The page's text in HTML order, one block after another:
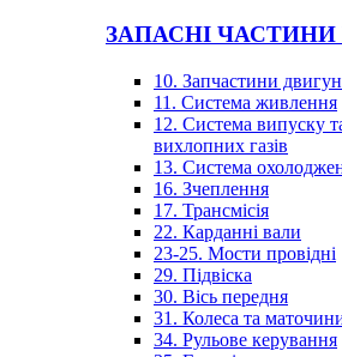
ЗАПАСНІ ЧАСТИНИ
10. Запчастини
11. Система живлення
12. Система випуску та
вихлопних газів
13. Система
16. Зчеплення
17. Трансмісія
22. Карданні вали
23-25. Мости провідні
29. Підвіска
30. Вісь передня
31. Колеса та
34. Рульове керування